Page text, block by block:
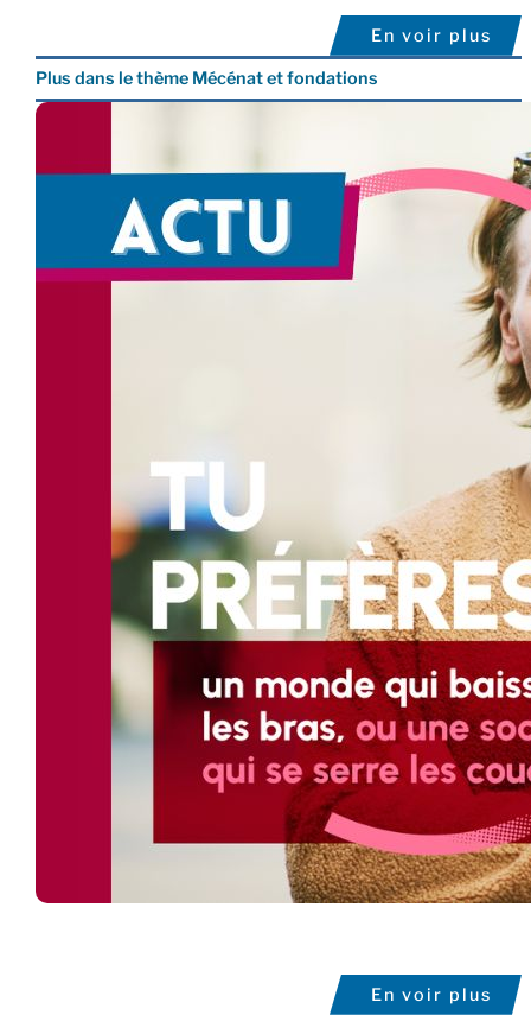
En voir plus
Plus dans le thème Mécénat et fondations
En voir plus